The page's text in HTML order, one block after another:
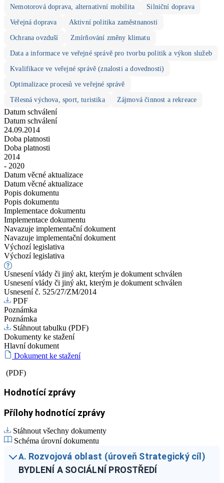
Nemotorová doprava, alternativní mobilita Silniční doprava
Veřejná doprava Aktivní politika zaměstnanosti
Ochrana ovzduší Zmírňování změny klimatu
Data a informace ve veřejné správě pro tvorbu politik a výkon služeb
Kvalifikace ve veřejné správě (znalosti a dovednosti)
Optimalizace procesů ve veřejné správě
Tělesná výchova, sport, turistika Zájmová činnost a rekreace
Datum schválení
Datum schválení
24.09.2014
Doba platnosti
Doba platnosti
2014
- 2020
Datum věcné aktualizace
Datum věcné aktualizace
Popis dokumentu
Popis dokumentu
Implementace dokumentu
Implementace dokumentu
Navazuje implementační dokument
Navazuje implementační dokument
Výchozí legislativa
Výchozí legislativa
Usnesení vlády či jiný akt, kterým je dokument schválen
Usnesení vlády či jiný akt, kterým je dokument schválen
Usnesení č. 525/27/ZM/2014
PDF
Poznámka
Poznámka
Stáhnout tabulku (PDF)
Dokumenty ke stažení
Hlavní dokument
Dokument ke stažení
(PDF)
Hodnotící zprávy
Přílohy hodnotící zprávy
Stáhnout všechny dokumenty
Schéma úrovní dokumentu
A. Rozvojová oblast (úroveň Strategický cíl)
BYDLENÍ A SOCIÁLNÍ PROSTŘEDÍ